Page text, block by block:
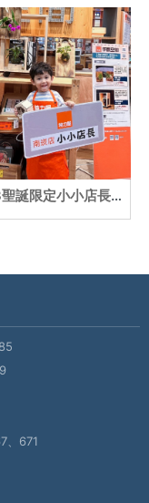
2023聖誕限定小小店長｜彎彎&圓點兄弟
、671